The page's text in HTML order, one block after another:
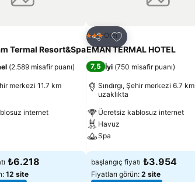
ekle
Termal Resort&Spa
(2.589 misafir puanı)
merkezi 11.7 km
internet
₺6.218
12 site
Paylaş
Favorilerime ekle
3 YıldızOtel
EMAN TERMAL HOTEL
7,5 İyi (750 misafir puanı)
Sındırgı, Şehir merkezi 6.7 km
uzaklıkta
Ücretsiz kablosuz internet
Havuz
Spa
Fiyatları görün
başlangıç fiyatı ₺3.954
Fiyatları görün: 2 site